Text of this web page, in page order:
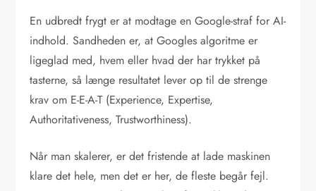
En udbredt frygt er at modtage en Google-straf for AI-
indhold. Sandheden er, at Googles algoritme er
ligeglad med, hvem eller hvad der har trykket på
tasterne, så længe resultatet lever op til de strenge
krav om E-E-A-T (Experience, Expertise,
Authoritativeness, Trustworthiness).
Når man skalerer, er det fristende at lade maskinen
klare det hele, men det er her, de fleste begår fejl.